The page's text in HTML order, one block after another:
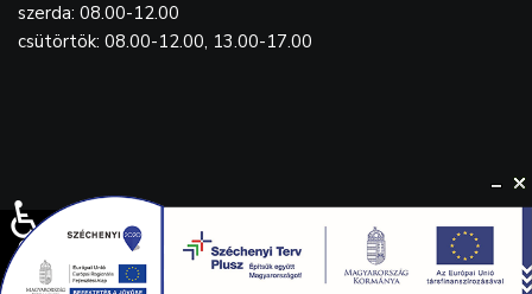
szerda: 08.00-12.00
csütörtök: 08.00-12.00, 13.00-17.00
© {2023} Kecel.hu. Designed byWebGrafika.hu
Drónfelvétel: Balla Tamás